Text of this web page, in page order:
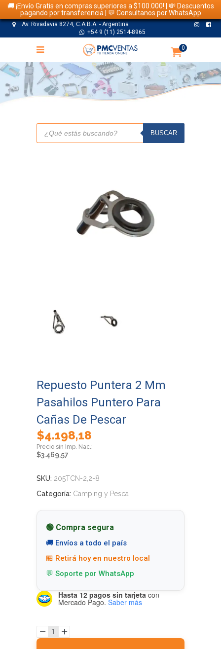
🚚 ¡Envío Gratis en compras superiores a $100.000! | 💸 Descuentos
pagando por transferencia | 💬 Consultanos por WhatsApp
Av. Rivadavia 8274, C.A.B.A. - Argentina
+54 9 (11) 2514-8965
0
TIENDA
Búsqueda
productos
BUSCAR
Repuesto Puntera 2 Mm
Pasahilos Puntero Para
Cañas De Pescar
$4.198,18
$3.469,57
SKU: 205TCN-2,2-8
Categoría: Camping y Pesca
🟢 Compra segura
🚚 Envíos a todo el país
🏪 Retirá hoy en nuestro local
💬 Soporte por WhatsApp
Hasta 12 pagos sin tarjeta con
Mercado Pago. Saber más